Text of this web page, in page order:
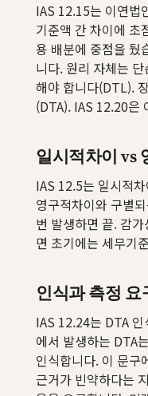
IAS 12.15는 이연법
기준액 간 차이에 초
용 배분에 중점을 뒀
니다. 원리 자체는
해야 합니다(DTL).
(DTA). IAS 12.20은
일시적차이 vs
IAS 12.5는 일시적
영구적차이와 구별
번 발생하면 끝. 감
면 초기에는 세무기
인식과 측정 요
IAS 12.24는 DTA
에서 발생하는 DTA
인식합니다. 이 문구
근거가 빈약하다는